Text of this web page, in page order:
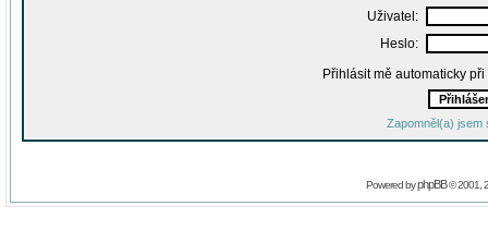
Uživatel:
Heslo:
Přihlásit mě automaticky
Zapomněl(a) jsem
Powered byphpBB© 2001,